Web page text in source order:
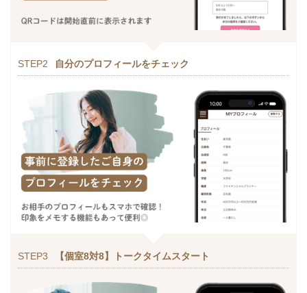
STEP2 自分のプロフィールをチェック
STEP3 【個室8対8】トークタイムスタート